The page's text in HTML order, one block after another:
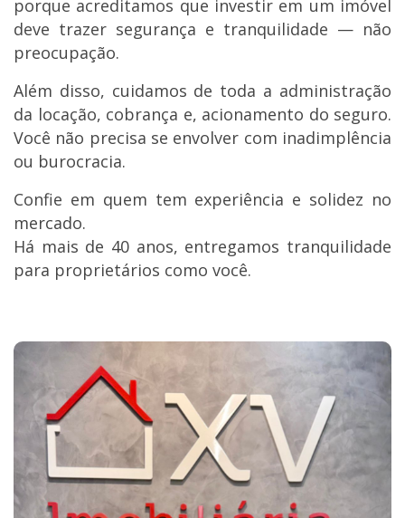
porque acreditamos que investir em um imóvel
deve trazer segurança e tranquilidade — não
preocupação.
Além disso, cuidamos de toda a administração
da locação, cobrança e, acionamento do seguro.
Você não precisa se envolver com inadimplência
ou burocracia.
Confie em quem tem experiência e solidez no
mercado.
Há mais de 40 anos, entregamos tranquilidade
para proprietários como você.